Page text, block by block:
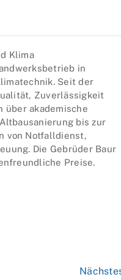
Klima
in
Seit der
Zuverlässigkeit
über akademische
bis zur
von Notfalldienst,
Die Gebrüder Baur
Preise.